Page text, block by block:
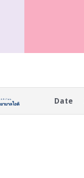
Date